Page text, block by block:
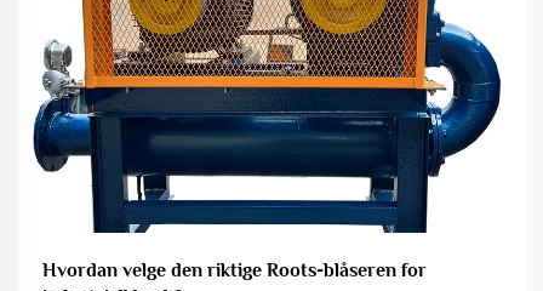
Hvordan velge den riktige Roots-blåseren for